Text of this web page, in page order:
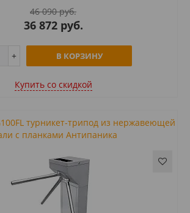
46 090 руб.
36 872 руб.
В КОРЗИНУ
Купить cо скидкой
турникет-трипод из нержавеющей
с планками Антипаника